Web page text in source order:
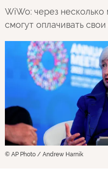
WiWo: через
смогут оплачивать свои
© AP Photo / Andrew Harnik